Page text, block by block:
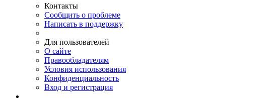
Контакты
Сообщить о проблеме
Написать в поддержку
Для пользователей
О сайте
Правообладателям
Условия использования
Конфиденциальность
Вход и регистрация